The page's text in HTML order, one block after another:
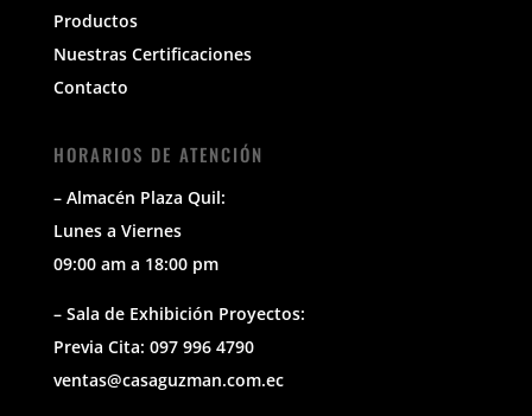
Productos
Nuestras Certificaciones
Contacto
HORARIOS DE ATENCIÓN
– Almacén Plaza Quil:
Lunes a Viernes
09:00 am a 18:00 pm
– Sala de Exhibición Proyectos:
Previa Cita: 097 996 4790
ventas@casaguzman.com.ec